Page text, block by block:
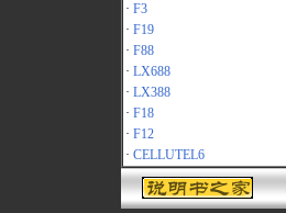
· F3
· F19
· F88
· LX688
· LX388
· F18
· F12
· CELLUTEL6